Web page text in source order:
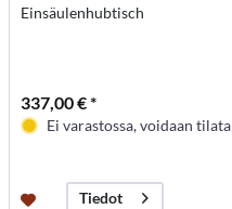
Einsäulenhubtisch
337,00 € *
Ei varastossa, voidaan tilata
Tiedot